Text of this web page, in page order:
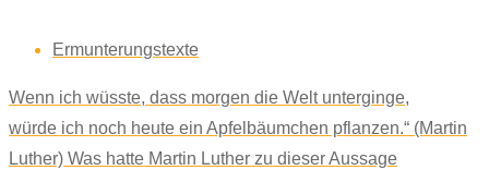
Ermunterungstexte
Wenn ich wüsste, dass morgen die Welt unterginge,
würde ich noch heute ein Apfelbäumchen pflanzen.“ (Martin
Luther) Was hatte Martin Luther zu dieser Aussage